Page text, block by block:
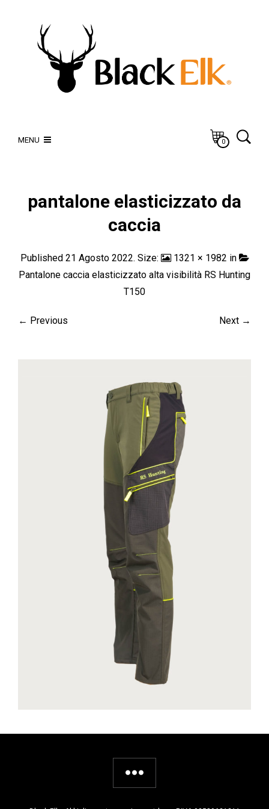
MENU 0
pantalone elasticizzato da
caccia
Published 21 Agosto 2022. Size: 1321 × 1982 in
Pantalone caccia elasticizzato alta visibilità RS Hunting
T150
← Previous Next →